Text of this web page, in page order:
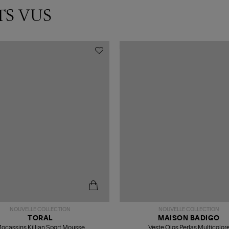
VUS
NOUVELLE COLLECTION
TORAL
Killian Sport Mousse
NOUVELLE COLLECTION
MAISON BADIGO
Veste Ojos Perlas